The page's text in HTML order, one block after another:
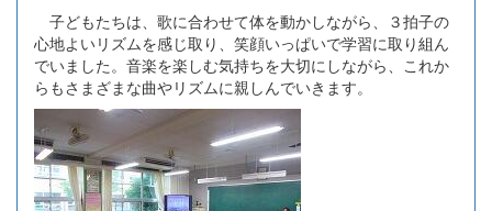
子どもたちは、歌に合わせて体を動かしながら、３拍子の
心地よいリズムを感じ取り、笑顔いっぱいで学習に取り組ん
でいました。音楽を楽しむ気持ちを大切にしながら、これか
らもさまざまな曲やリズムに親しんでいきます。